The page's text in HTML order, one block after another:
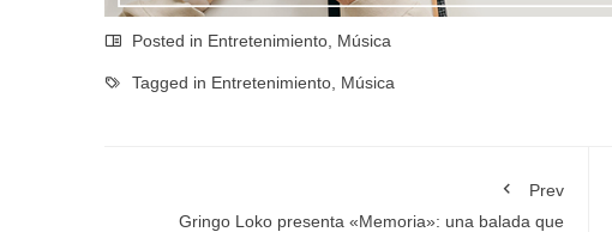
Posted in Entretenimiento Música
Tagged in Entretenimiento Música
Prev
Gringo Loko presenta «Memoria»: una balada que